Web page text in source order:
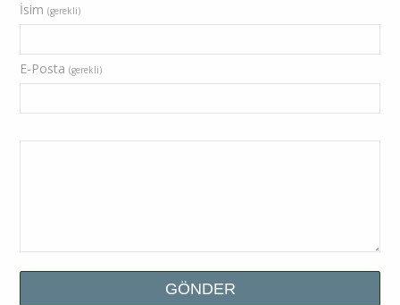
İsim (gerekli)
E-Posta (gerekli)